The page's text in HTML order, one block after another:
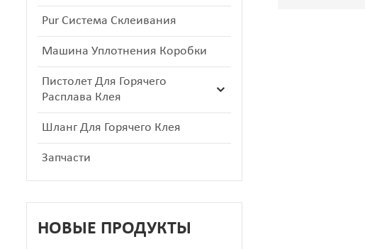
Pur Система Склеивания
Машина Уплотнения Коробки
Пистолет Для Горячего
Расплава Клея
Шланг Для Горячего Клея
Запчасти
НОВЫЕ ПРОДУКТЫ